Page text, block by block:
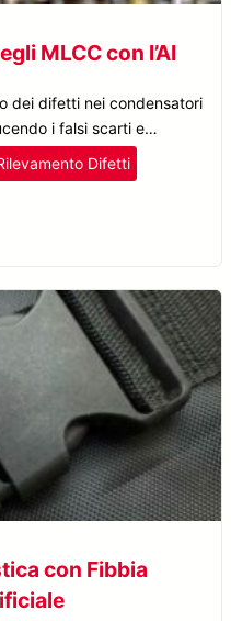
MLCC con l’AI
dei difetti nei condensatori
i falsi scarti e
produzione di
Difetti
con Fibbia